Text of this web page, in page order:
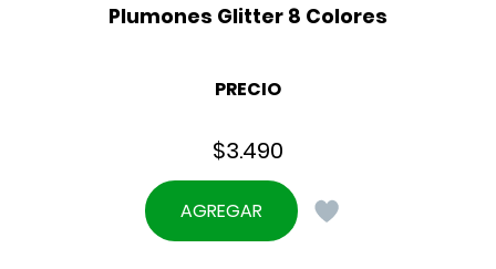
Plumones Glitter 8 Colores
PRECIO
$3.490
AGREGAR